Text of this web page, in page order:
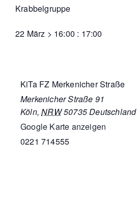
Krabbelgruppe
22 März > 16:00 : 17:00
KiTa FZ Merkenicher Straße
Merkenicher Straße 91
Köln, NRW50735Deutschland
Google Karte anzeigen
0221 714555